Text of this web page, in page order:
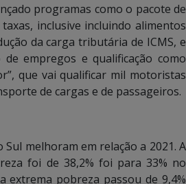
programas como o pacote de
inclusive incluindo alimentos
da carga tributária de ICMS, e
empregos e qualificação como
que vai qualificar mil motoristas
de cargas e de passageiros.
melhoram em relação a 2021. A
foi de 38,2% foi para 33% no
extrema pobreza passou de 9,4%